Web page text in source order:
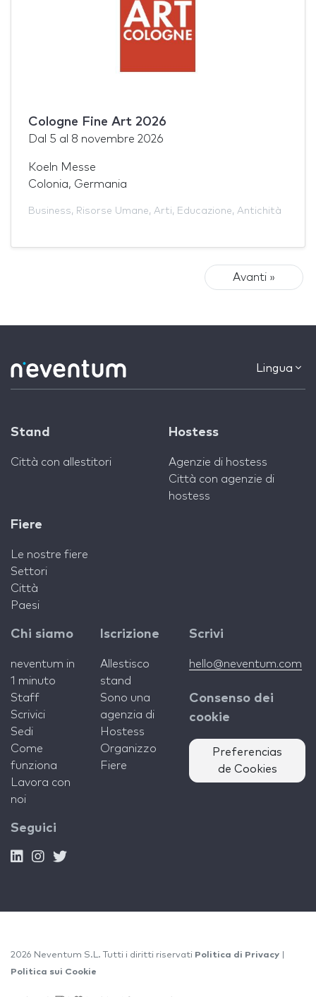
Cologne Fine Art 2026
Dal 5 al 8 novembre 2026
Koeln Messe
Colonia, Germania
Business, Risorse Umane, Arti, Educazione, Antichità
Avanti »
Lingua
Stand
Città con allestitori
Hostess
Agenzie di hostess
Città con agenzie di
hostess
Fiere
Le nostre fiere
Settori
Città
Paesi
Chi siamo
neventum in
1 minuto
Staff
Scrivici
Sedi
Come
funziona
Lavora con
noi
Iscrizione
Allestisco
stand
Sono una
agenzia di
Hostess
Organizzo
Fiere
Scrivi
hello@neventum.com
Consenso dei
cookie
Preferencias
de Cookies
Seguici
2026 Neventum S.L. Tutti i diritti riservati Politica di Privacy
Politica sui Cookie